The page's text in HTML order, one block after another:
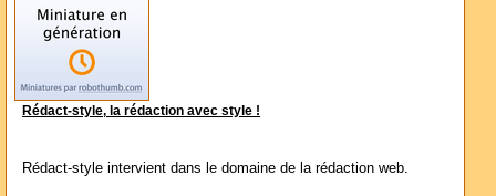
Rédact-style, la rédaction avec style !
Rédact-style intervient dans le domaine de la rédaction web.